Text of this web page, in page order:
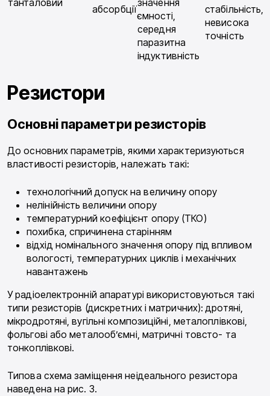
танталовий
абсорбції
значення
ємності,
середня
паразитна
індуктивність
стабільність,
невисока
точність
Резистори
Основні параметри резисторів
До основних параметрів, якими характеризуються
властивості резисторів, належать такі:
технологічний допуск на величину опору
нелінійність величини опору
температурний коефіцієнт опору (ТКО)
похибка, спричинена старінням
відхід номінального значення опору під впливом
вологості, температурних циклів і механічних
навантажень
У радіоелектронній апаратурі використовуються такі
типи резисторів (дискретних і матричних): дротяні,
мікродротяні, вугільні композиційні, металоплівкові,
фольгові або металооб’ємні, матричні товсто- та
тонкоплівкові.
Типова схема заміщення неідеального резистора
наведена на рис. 3.